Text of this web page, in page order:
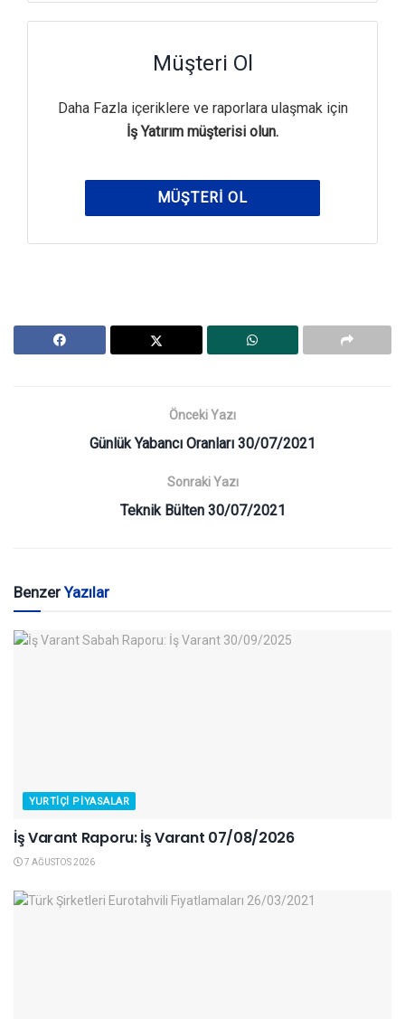
Müşteri Ol
Daha Fazla içeriklere ve raporlara ulaşmak için
İş Yatırım müşterisi olun.
MÜŞTERI OL
Önceki Yazı
Günlük Yabancı Oranları 30/07/2021
Sonraki Yazı
Teknik Bülten 30/07/2021
BenzerYazılar
YURTIÇI PIYASALAR
İş Varant Raporu: İş Varant 07/08/2026
7 AĞUSTOS 2026